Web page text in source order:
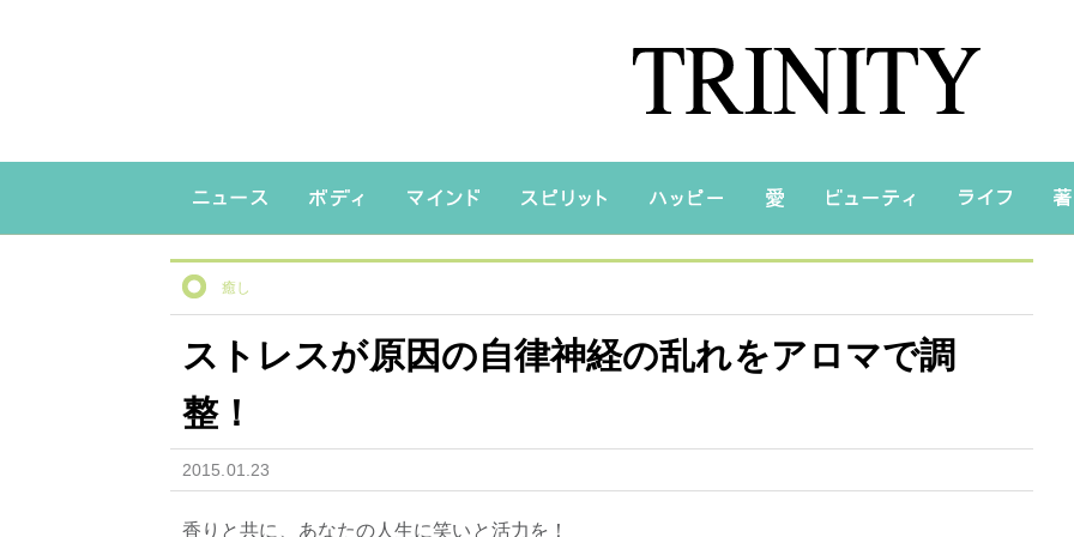
癒し
ストレスが原因の自律神経の乱れをアロマで調
整！
2015.01.23
香りと共に、あなたの人生に笑いと活力を！